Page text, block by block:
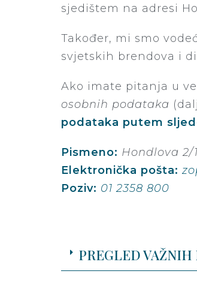
sjedištem na adresi
Također, mi smo
svjetskih brendova i
Ako imate pitanja u
osobnih podataka
podataka putem
Pismeno: Hondlova 2/
Elektronička pošta:
Poziv: 01 2358 800
PREGLED VAŽNIH